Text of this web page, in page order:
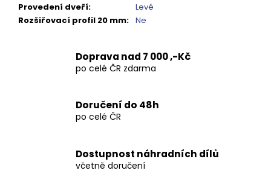
Provedení dveří:
Levé
Rozšiřovací profil 20 mm: Ne
Doprava nad 7 000 ,-Kč
po celé ČR zdarma
Doručení do 48h
po celé ČR
Dostupnost náhradních dílů
včetně doručení